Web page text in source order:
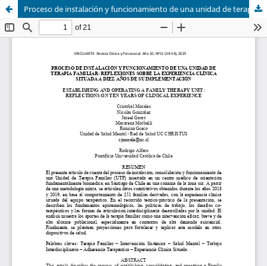
Proceso de instalación y funcionamiento de una unidad de terapia familiar: reflexiones sobre la experiencia clínica situada a diez años de su implementación